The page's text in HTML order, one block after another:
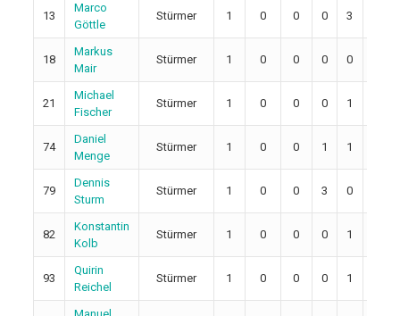
13
Marco
Göttle
Stürmer 1 0 0 0 3
18
Markus
Mair
Stürmer 1 0 0 0 0
21
Michael
Fischer
Stürmer 1 0 0 0 1
74
Daniel
Menge
Stürmer 1 0 0 1 1
79
Dennis
Sturm
Stürmer 1 0 0 3 0
82
Konstantin
Kolb
Stürmer 1 0 0 0 1
93
Quirin
Reichel
Stürmer 1 0 0 0 1